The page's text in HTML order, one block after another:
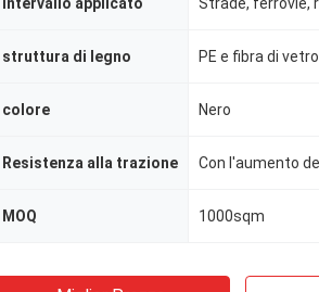
struttura di legno PE e fibra di vetro
colore Nero
Resistenza alla trazione
MOQ 1000sqm